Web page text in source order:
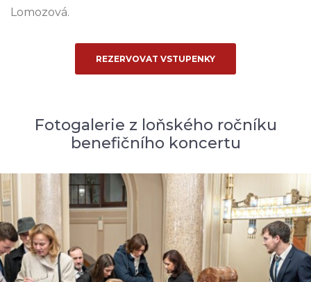
Lomozová.
REZERVOVAT VSTUPENKY
Fotogalerie z loňského ročníku
benefičního koncertu